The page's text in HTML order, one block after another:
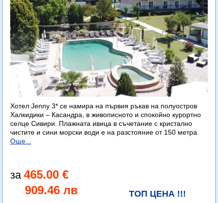
Хотел Jenny 3* се намира на първия ръкав на полуостров
Халкидики – Касандра, в живописното и спокойно курортно
селце Сивири. Плажната ивица в съчетание с кристално
чистите и сини морски води е на разстояние от 150 метра.
Още...
465.00 €
909.46 лв
ТОП ЦЕНА !!!